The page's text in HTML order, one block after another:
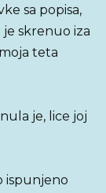
sa popisa,
skrenuo iza
teta
je, lice joj
ispunjeno